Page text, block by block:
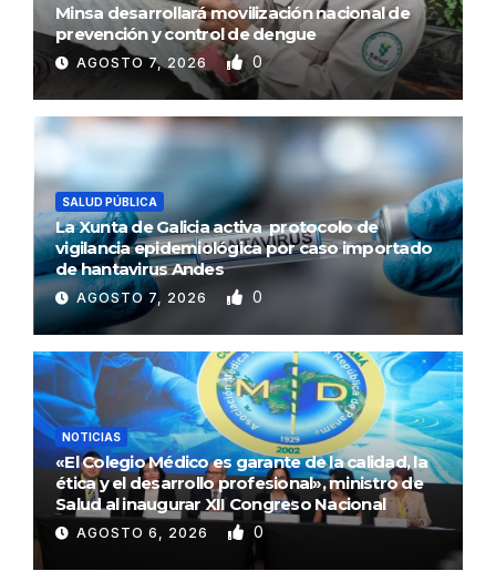
Minsa desarrollará movilización nacional de
prevención y control de dengue
AGOSTO 7, 2026 0
SALUD PÚBLICA
La Xunta de Galicia activa protocolo de
vigilancia epidemiológica por caso importado
de hantavirus Andes
AGOSTO 7, 2026 0
NOTICIAS
«El Colegio Médico es garante de la calidad, la
ética y el desarrollo profesional», ministro de
Salud al inaugurar XII Congreso Nacional
AGOSTO 6, 2026 0